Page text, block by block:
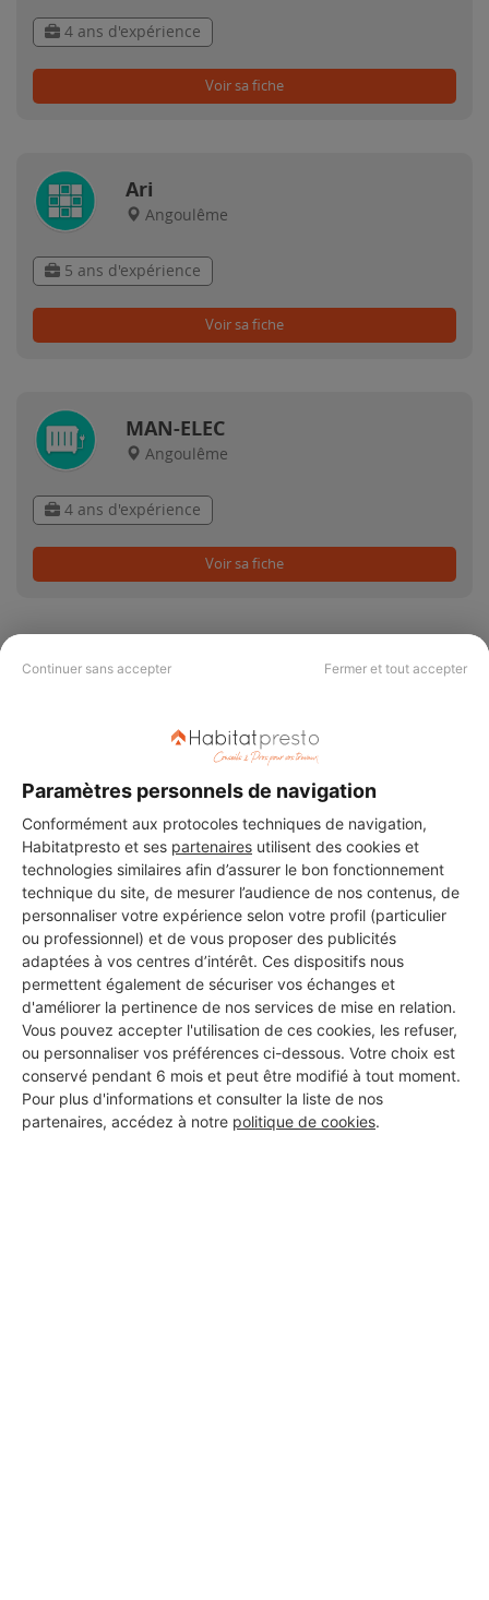
Continuer sans accepter Fermer et tout accepter
Paramètres personnels de navigation
Conformément aux protocoles techniques de navigation,
Habitatpresto et ses partenaires utilisent des cookies et
technologies similaires afin d’assurer le bon fonctionnement
technique du site, de mesurer l’audience de nos contenus, de
personnaliser votre expérience selon votre profil (particulier
ou professionnel) et de vous proposer des publicités
adaptées à vos centres d’intérêt. Ces dispositifs nous
permettent également de sécuriser vos échanges et
d'améliorer la pertinence de nos services de mise en relation.
Vous pouvez accepter l'utilisation de ces cookies, les refuser,
ou personnaliser vos préférences ci-dessous. Votre choix est
conservé pendant 6 mois et peut être modifié à tout moment.
Pour plus d'informations et consulter la liste de nos
partenaires, accédez à notre politique de cookies.
4 ans d'expérience
Voir sa fiche
Ari
Angoulême
5 ans d'expérience
Voir sa fiche
MAN-ELEC
Angoulême
4 ans d'expérience
Voir sa fiche
PAS LE TEMPS DE
CHERCHER ?
Vous souhaitez réaliser des travaux et ne savez quel professionnel
choisir ? Demandez des devis travaux
auprès de notre réseau de 5 000
professionnels partout en France.
DEMANDER UN DEVIS